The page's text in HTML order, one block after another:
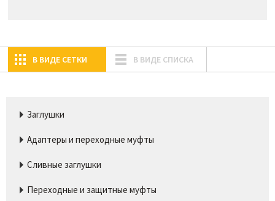
В ВИДЕ СЕТКИ В ВИДЕ СПИСКА
Заглушки
Адаптеры и переходные муфты
Сливные заглушки
Переходные и защитные муфты